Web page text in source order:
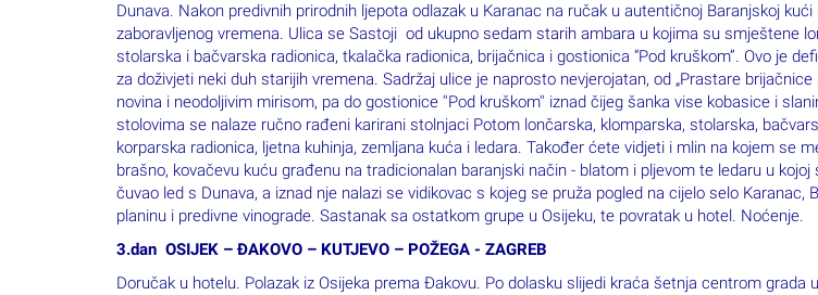
Dunava. Nakon predivnih prirodnih ljepota odlazak u Karanac na ručak u autentičnoj Baranjskoj
zaboravljenog vremena. Ulica se Sastoji od ukupno sedam starih ambara u kojima su smještene
stolarska i bačvarska radionica, tkalačka radionica, brijačnica i gostionica “Pod kruškom”. Ovo je
za doživjeti neki duh starijih vremena. Sadržaj ulice je naprosto nevjerojatan, od „Prastare
novina i neodoljivim mirisom, pa do gostionice ''Pod kruškom'' iznad čijeg šanka vise kobasice i
stolovima se nalaze ručno rađeni karirani stolnjaci Potom lončarska, klomparska, stolarska,
korparska radionica, ljetna kuhinja, zemljana kuća i ledara. Također ćete vidjeti i mlin na kojem se
brašno, kovačevu kuću građenu na tradicionalan baranjski način - blatom i pljevom te ledaru u kojoj
čuvao led s Dunava, a iznad nje nalazi se vidikovac s kojeg se pruža pogled na cijelo selo Karanac,
planinu i predivne vinograde. Sastanak sa ostatkom grupe u Osijeku, te povratak u hotel. Noćenje.
3.dan OSIJEK – ĐAKOVO – KUTJEVO – POŽEGA - ZAGREB
Doručak u hotelu. Polazak iz Osijeka prema Đakovu. Po dolasku slijedi kraća šetnja centrom grada